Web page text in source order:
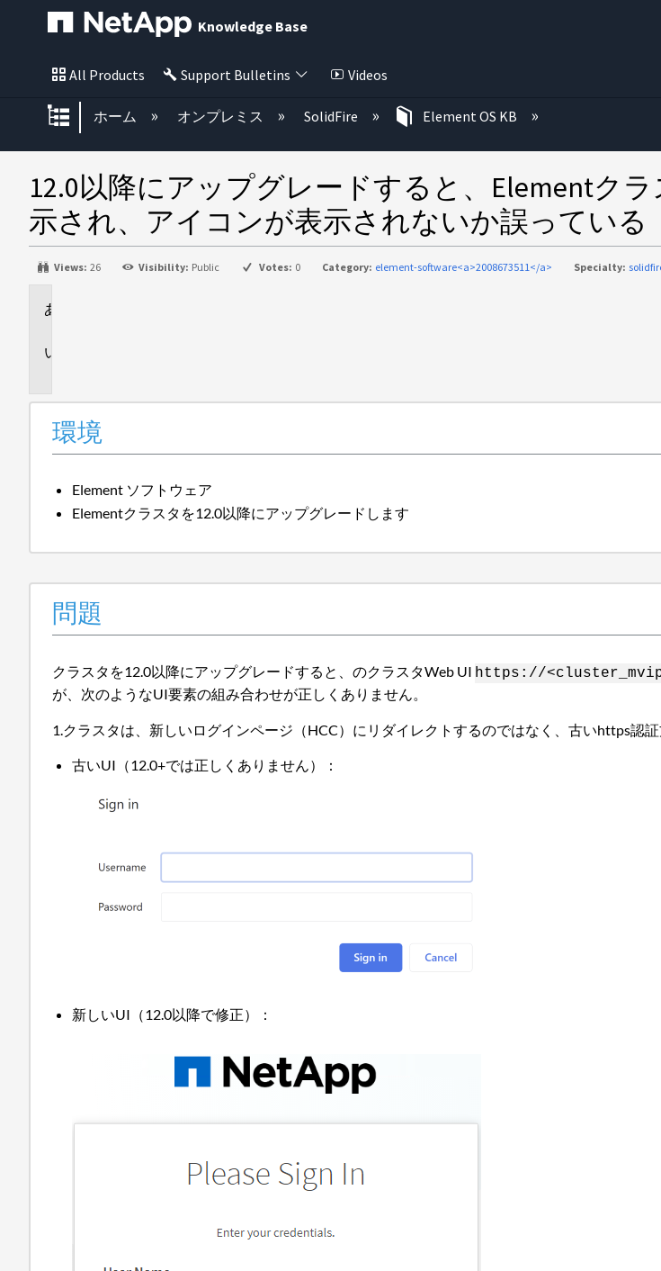
Knowledge Base
All Products Support Bulletins Videos
グローバル階層を展開/折りたたむ
ホーム オンプレミス SolidFire Element OS KB
12.0以降にアップグレードすると、Elementク
示され、アイコンが表示されないか誤っている
Views: 26 Visibility: Public Votes: 0 Category: element-software<a>2008673511</a> Specialty:
環境
Element ソフトウェア
Elementクラスタを12.0以降にアップグレードします
問題
クラスタを12.0以降にアップグレードすると、のクラスタWeb UI https://
が、次のようなUI要素の組み合わせが正しくありません。
1.クラスタは、新しいログインページ（HCC）にリダイレクトするのではなく、古いhttps認
古いUI（12.0+では正しくありません）：
新しいUI（12.0以降で修正）：